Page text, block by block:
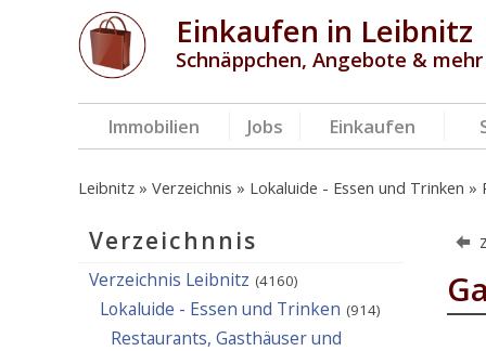
Einkaufen in Leibnitz
Schnäppchen, Angebote & mehr
Immobilien Jobs Einkaufen
Leibnitz Verzeichnis Lokaluide - Essen und Trinken
Verzeichnnis
Verzeichnis Leibnitz (4160)
Lokaluide - Essen und Trinken (914)
Restaurants, Gasthäuser und